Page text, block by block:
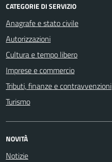
CATEGORIE DI SERVIZIO
Anagrafe e stato civile
Autorizzazioni
Cultura e tempo libero
Imprese e commercio
Tributi, finanze e contravvenzioni
Turismo
NOVITÀ
Notizie